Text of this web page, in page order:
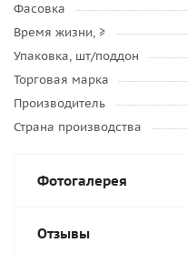
Фасовка
Время жизни, ≥
Упаковка, шт/поддон
Торговая марка
Производитель
Страна производства
Фотогалерея
Отзывы